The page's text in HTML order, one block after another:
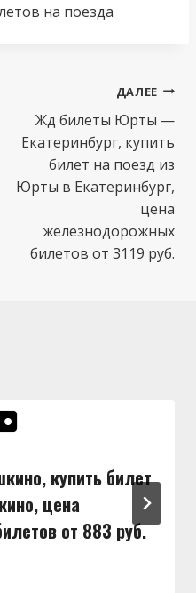
на поезда
ДАЛЕЕ
Жд билеты Юрты —
Екатеринбург, купить
билет на поезд из
Юрты в Екатеринбург,
цена
железнодорожных
билетов от 3119 руб.
купить билет
цена
от 883 руб.